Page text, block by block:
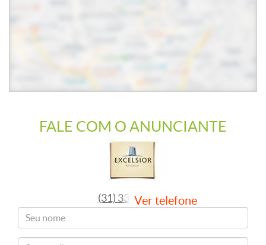
FALE COM O ANUNCIANTE
(31) 3324-9733
Ver telefone